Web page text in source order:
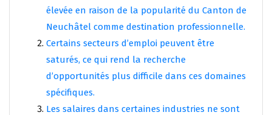
élevée en raison de la popularité du Canton de
Neuchâtel comme destination professionnelle.
Certains secteurs d’emploi peuvent être
saturés, ce qui rend la recherche
d’opportunités plus difficile dans ces domaines
spécifiques.
Les salaires dans certaines industries ne sont